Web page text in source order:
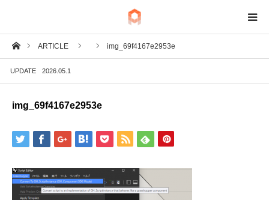
ホームARTICLE img_69f4167e2953e
UPDATE 2026.05.1
img_69f4167e2953e
BIM
IoT